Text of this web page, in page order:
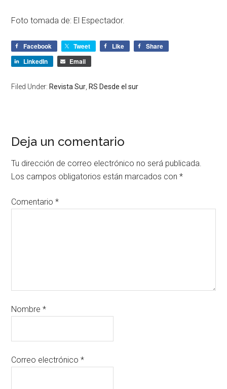
Foto tomada de: El Espectador.
Facebook Tweet Like
Share
LinkedIn
Email
Filed Under: Revista Sur, RS Desde el sur
Deja un comentario
Tu dirección de correo electrónico no será publicada.
Los campos obligatorios están marcados con*
Comentario*
Nombre*
Correo electrónico*